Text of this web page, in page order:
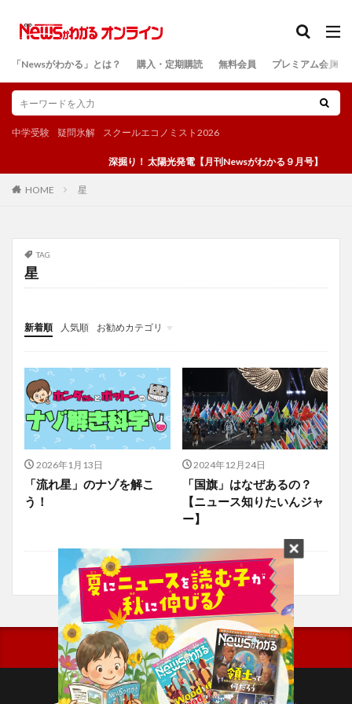
「Newsがわかる」とは？ 購入・定期購読 無料会員 プレミアム会員
中学受験 疑問氷解 スクールエコノミスト2026
深掘り！ 太陽光発電【月刊Newsがわかる９月号】
HOME 星
TAG
星
新着順 人気順
お勧めカテゴリ
投稿
学び
マンガ
電子書籍
2026年1月13日
「流れ星」のナゾを解こ
う！
2024年12月24日
「国旗」はなぜあるの？
【ニュース知りたいんジャ
ー】
検索